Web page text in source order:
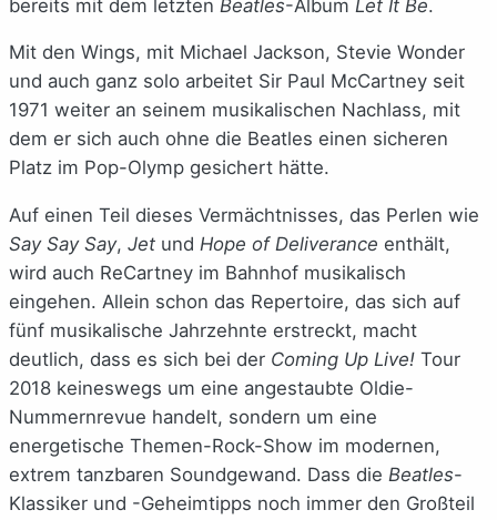
bereits mit dem letzten Beatles-Album Let It Be.
Mit den Wings, mit Michael Jackson, Stevie Wonder
und auch ganz solo arbeitet Sir Paul McCartney seit
1971 weiter an seinem musikalischen Nachlass, mit
dem er sich auch ohne die Beatles einen sicheren
Platz im Pop-Olymp gesichert hätte.
Auf einen Teil dieses Vermächtnisses, das Perlen wie
Say Say Say, Jet und Hope of Deliverance enthält,
wird auch ReCartney im Bahnhof musikalisch
eingehen. Allein schon das Repertoire, das sich auf
fünf musikalische Jahrzehnte erstreckt, macht
deutlich, dass es sich bei der Coming Up Live! Tour
2018 keineswegs um eine angestaubte Oldie-
Nummernrevue handelt, sondern um eine
energetische Themen-Rock-Show im modernen,
extrem tanzbaren Soundgewand. Dass die Beatles-
Klassiker und -Geheimtipps noch immer den Großteil